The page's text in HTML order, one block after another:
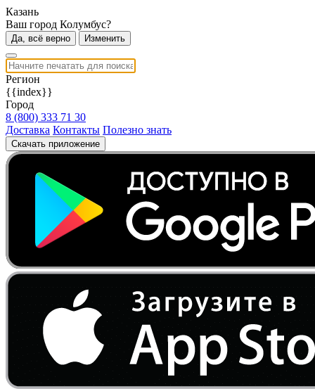
Казань
Ваш город Колумбус?
Да, всё верно Изменить
Регион
{{index}}
Город
8 (800) 333 71 30
Доставка Контакты Полезно знать
Скачать приложение